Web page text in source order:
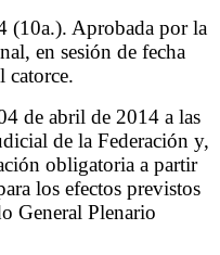
(10a.). Aprobada por la
en sesión de fecha
catorce.
de abril de 2014 a las
de la Federación y,
obligatoria a partir
los efectos previstos
General Plenario